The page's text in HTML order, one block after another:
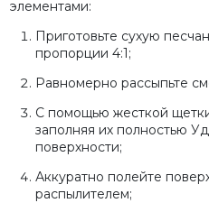
элементами:
Приготовьте сухую
пропорции 4:1;
Равномерно рассыпьте
С помощью жесткой
заполняя их полностью
поверхности;
Аккуратно полейте
распылителем;